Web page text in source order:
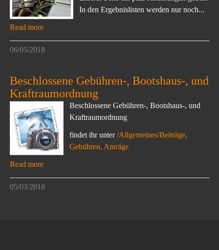
In den Ergebnislisten werden nur noch...
Read more
06/05/2018
Beschlossene Gebühren-, Bootshaus-, und
Kraftraumordnung
Beschlossene Gebühren-, Bootshaus-, und
Kraftraumordnung
findet ihr unter/Allgemeines/Beiträge,
Gebühren, Anträge
Read more
05/03/2018